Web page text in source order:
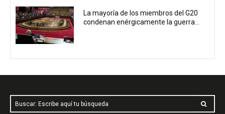
La mayoría de los miembros del G20
condenan enérgicamente la guerra...
Buscar: Escribe aquí tu búsqueda